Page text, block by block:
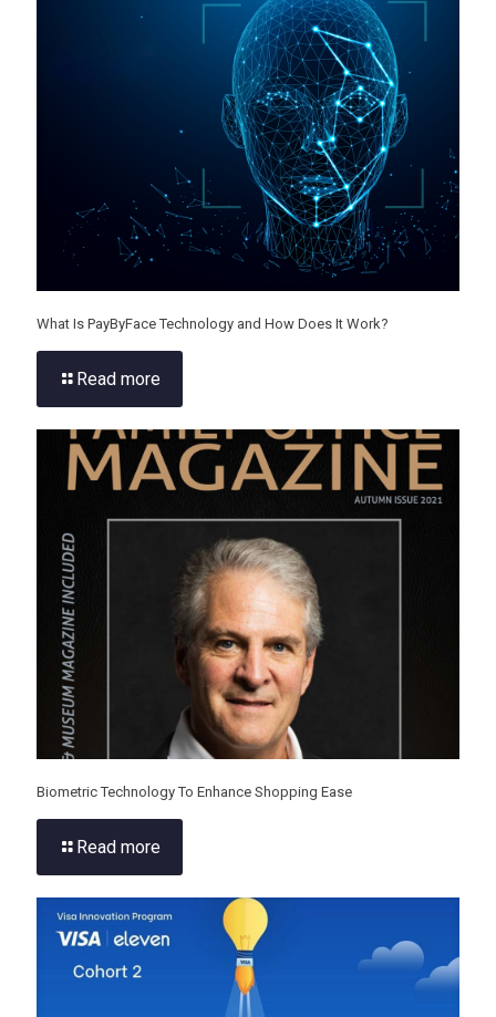
What Is PayByFace Technology and How Does It Work?
Read more
Biometric Technology To Enhance Shopping Ease
Read more